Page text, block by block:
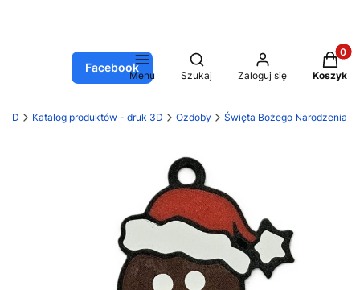
Facebook
Menu
Otwórz wyszukiwarkę
Szukaj Zaloguj się Koszyk
3D Katalog produktów - druk 3D Ozdoby Święta Bożego Narodzenia